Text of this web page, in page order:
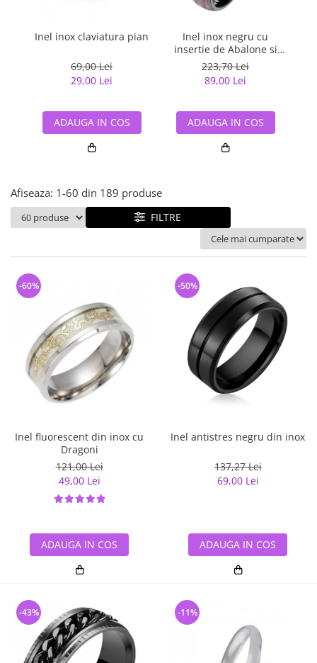
Bijuterii argint placat cu aur
Bijuterii gotice si rock
Bijuterii Handmade
Bijuterii fantezie
Bijuterii tungsten
Solutii si lavete de curatare
bijuterii argint
Inel inox claviatura pian
69,00 Lei
29,00 Lei
ADAUGA IN COS
Inel inox negru cu
insertie de Abalone si
Lemn Hawaiian
223,70 Lei
89,00 Lei
ADAUGA IN COS
Afiseaza: 1-60 din 189 produse
FILTRE
Inel fluorescent din inox cu
Dragoni
121,00 Lei
49,00 Lei
-60%
ADAUGA IN COS
Inel antistres negru din inox
137,27 Lei
69,00 Lei
-50%
ADAUGA IN COS
-43% -11%